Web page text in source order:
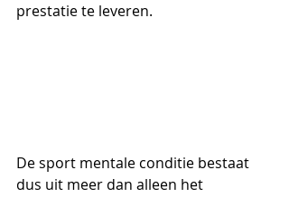
prestatie te leveren.
De sport mentale conditie bestaat
dus uit meer dan alleen het